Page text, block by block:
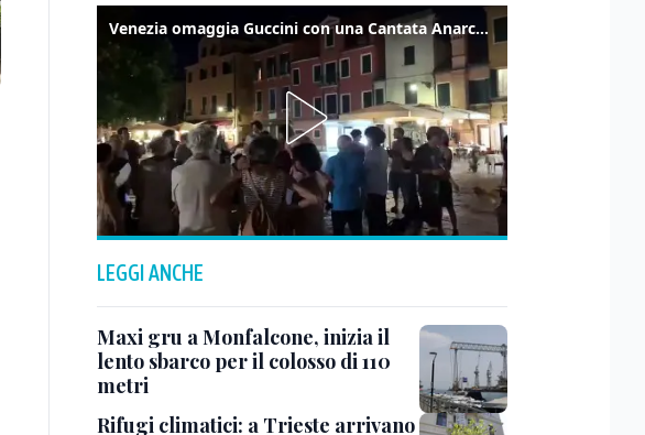
Venezia omaggia Guccini con una Cantata Anarchica in campo Santa Margherita
LEGGI ANCHE
Maxi gru a Monfalcone, inizia il
lento sbarco per il colosso di 110
metri
Rifugi climatici: a Trieste arrivano